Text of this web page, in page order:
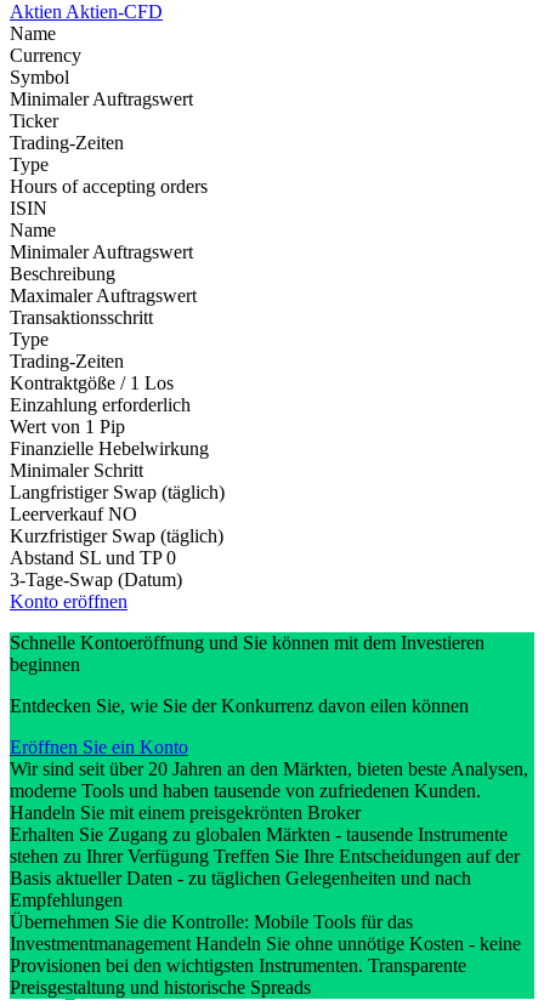
Aktien Aktien-CFD
Name
Currency
Symbol
Minimaler Auftragswert
Ticker
Trading-Zeiten
Type
Hours of accepting orders
ISIN
Name
Minimaler Auftragswert
Beschreibung
Maximaler Auftragswert
Transaktionsschritt
Type
Trading-Zeiten
Kontraktgöße / 1 Los
Einzahlung erforderlich
Wert von 1 Pip
Finanzielle Hebelwirkung
Minimaler Schritt
Langfristiger Swap (täglich)
Leerverkauf NO
Kurzfristiger Swap (täglich)
Abstand SL und TP 0
3-Tage-Swap (Datum)
Konto eröffnen
Schnelle Kontoeröffnung und Sie können mit dem Investieren
beginnen
Entdecken Sie, wie Sie der Konkurrenz davon eilen können
Eröffnen Sie ein Konto
Wir sind seit über 20 Jahren an den Märkten, bieten beste Analysen,
moderne Tools und haben tausende von zufriedenen Kunden.
Handeln Sie mit einem preisgekrönten Broker
Erhalten Sie Zugang zu globalen Märkten - tausende Instrumente
stehen zu Ihrer Verfügung Treffen Sie Ihre Entscheidungen auf der
Basis aktueller Daten - zu täglichen Gelegenheiten und nach
Empfehlungen
Übernehmen Sie die Kontrolle: Mobile Tools für das
Investmentmanagement Handeln Sie ohne unnötige Kosten - keine
Provisionen bei den wichtigsten Instrumenten. Transparente
Preisgestaltung und historische Spreads